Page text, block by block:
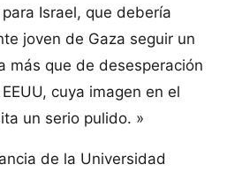
Israel, que debería
joven de Gaza seguir un
más que de desesperación
cuya imagen en el
un serio pulido. »
de la Universidad